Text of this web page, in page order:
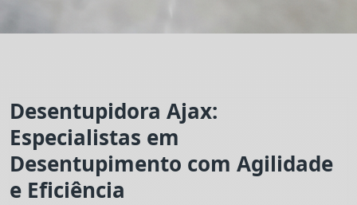
Desentupidora Ajax:
Especialistas em
Desentupimento com Agilidade
e Eficiência